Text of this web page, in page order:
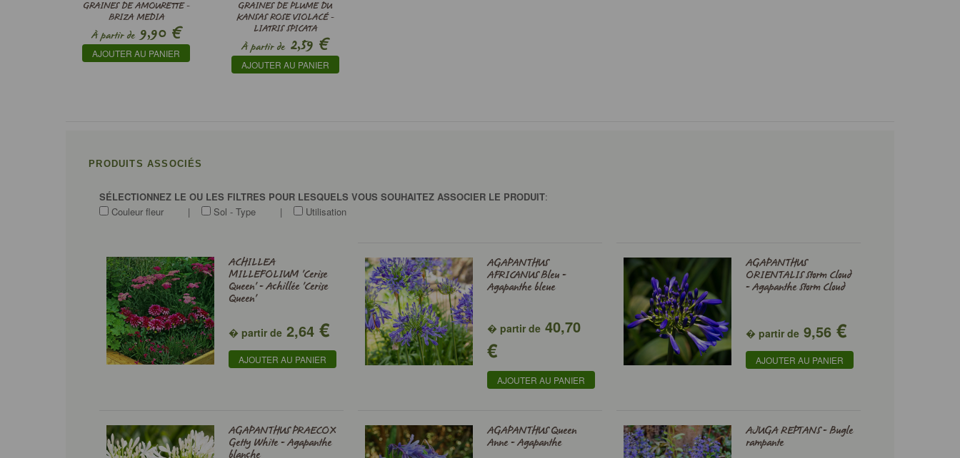
GRAINES DE AMOURETTE -
BRIZA MEDIA
À partir de9,90€
AJOUTER AU PANIER
GRAINES DE PLUME DU
KANSAS ROSE VIOLACÉ -
LIATRIS SPICATA
À partir de2,59 €
AJOUTER AU PANIER
PRODUITS ASSOCIÉS
SÉLECTIONNEZ LE OU LES FILTRES POUR LESQUELS VOUS SOUHAITEZ ASSOCIER LE PRODUIT:
Couleur fleur
| Sol - Type | Utilisation
ACHILLEA
MILLEFOLIUM 'Cerise
Queen' - Achillée 'Cerise
Queen'
� partir de 2,64 €
AJOUTER AU PANIER
AGAPANTHUS
AFRICANUS Bleu -
Agapanthe bleue
� partir de40,70
€
AJOUTER AU PANIER
AGAPANTHUS
ORIENTALIS Storm Cloud
- Agapanthe Storm Cloud
� partir de9,56€
AJOUTER AU PANIER
AGAPANTHUS PRAECOX
Getty White - Agapanthe
blanche
AGAPANTHUS Queen
Anne - Agapanthe
AJUGA REPTANS - Bugle
rampante